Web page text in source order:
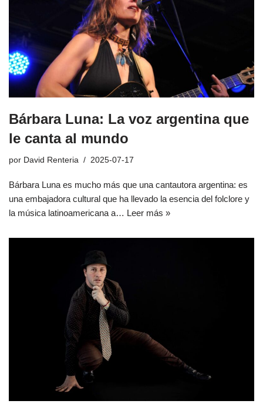
Bárbara Luna: La voz argentina que
le canta al mundo
por David Renteria 2025-07-17
Bárbara Luna es mucho más que una cantautora argentina: es
una embajadora cultural que ha llevado la esencia del folclore y
la música latinoamericana a… Leer más »